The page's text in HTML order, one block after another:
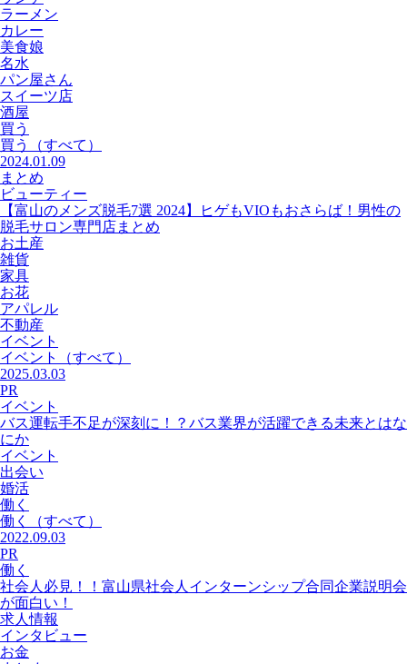
ラーメン
カレー
美食娘
名水
パン屋さん
スイーツ店
酒屋
買う
買う
（すべて）
2024.01.09
まとめ
ビューティー
【富山のメンズ脱毛7選 2024】ヒゲもVIOもおさらば！男性の
脱毛サロン専門店まとめ
お土産
雑貨
家具
お花
アパレル
不動産
イベント
イベント
（すべて）
2025.03.03
PR
イベント
バス運転手不足が深刻に！？バス業界が活躍できる未来とはな
にか
イベント
出会い
婚活
働く
働く
（すべて）
2022.09.03
PR
働く
社会人必見！！富山県社会人インターンシップ合同企業説明会
が面白い！
求人情報
インタビュー
お金